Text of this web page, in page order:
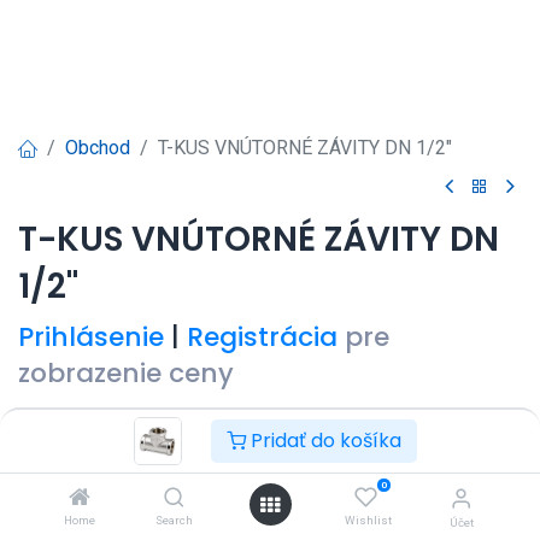
Pridať do košíka
Home Search
0
Wishlist Účet
Obchod T-KUS VNÚTORNÉ ZÁVITY DN 1/2"
T-KUS VNÚTORNÉ ZÁVITY DN
1/2"
Prihlásenie | Registrácia pre
zobrazenie ceny
Pridať do košíka Kúpiť teraz